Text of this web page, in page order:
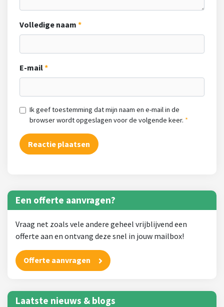
Volledige naam
E-mail
Ik geef toestemming dat mijn naam en e-mail in de
browser wordt opgeslagen voor de volgende keer.
Een offerte aanvragen?
Vraag net zoals vele andere geheel vrijblijvend een
offerte aan en ontvang deze snel in jouw mailbox!
Offerte aanvragen
Laatste nieuws & blogs